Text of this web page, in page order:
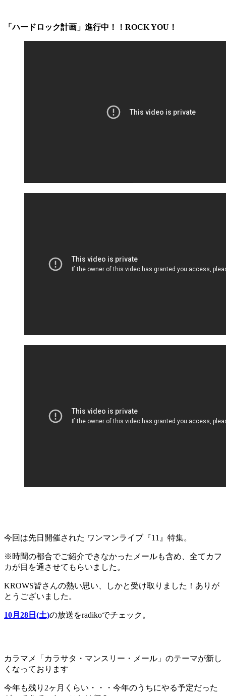
「ハードロック計画」進行中！！ROCK YOU！
今回は先日開催された ワンマンライブ『11』特集。
※時間の都合でご紹介できなかったメールも含め、全てカフ
カが目を通させてもらいました。
KROWS皆さんの熱い思い、しかと受け取りました！ありが
とうございました。
10月28日(土)の放送をradikoでチェック。
カラマメ「カラサタ・マンスリー・メール」のテーマが新し
くなっております
今年も残り2ヶ月くらい・・・今年のうちにやる予定だった